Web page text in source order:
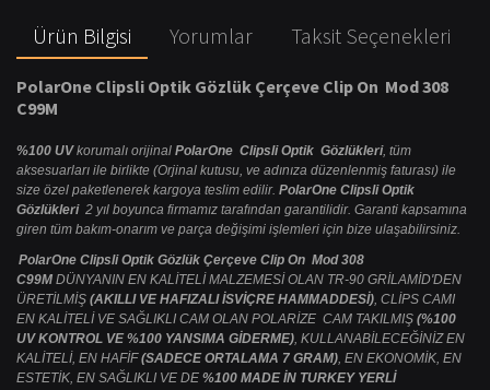
Ürün Bilgisi Yorumlar Taksit Seçenekleri
PolarOne Clipsli Optik Gözlük Çerçeve Clip On Mod 308
C99M
%100 UVkorumalı orijinal PolarOne Clipsli Optik Gözlükleri, tüm
aksesuarları ile birlikte (Orjinal kutusu, ve adınıza düzenlenmiş faturası) ile
size özel paketlenerek kargoya teslim edilir. PolarOne Clipsli Optik
Gözlükleri 2 yıl boyunca firmamız tarafından garantilidir. Garanti kapsamına
giren tüm bakım-onarım ve parça değişimi işlemleri için bize ulaşabilirsiniz.
PolarOne Clipsli Optik Gözlük Çerçeve Clip On Mod 308
C99M DÜNYANIN EN KALİTELİ MALZEMESİ OLAN TR-90 GRİLAMİD'DEN
ÜRETİLMİŞ (AKILLI VE HAFIZALI İSVİÇRE HAMMADDESİ), CLİPS CAMI
EN KALİTELİ VE SAĞLIKLI CAM OLAN POLARİZE CAM TAKILMIŞ (%100
UV KONTROL VE %100 YANSIMA GİDERME), KULLANABİLECEĞİNİZ EN
KALİTELİ, EN HAFİF(SADECE ORTALAMA 7 GRAM), EN EKONOMİK, EN
ESTETİK, EN SAĞLIKLI VE DE %100 MADE İN TURKEY YERLİ